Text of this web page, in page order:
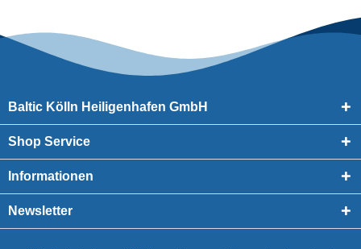
Baltic Kölln Heiligenhafen GmbH
Shop Service
Informationen
Newsletter